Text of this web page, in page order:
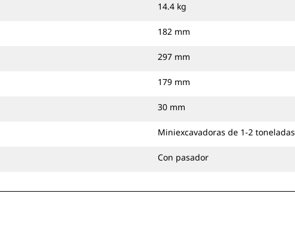
14.4 kg
182 mm
297 mm
179 mm
30 mm
Miniexcavadoras de 1-2 toneladas
Con pasador